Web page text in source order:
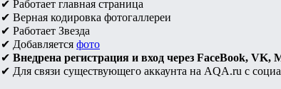
✔ Работает главная страница
✔ Верная кодировка фотогаллереи
✔ Работает Звезда
✔ Добавляется фото
✔ Внедрена регистрация и вход через FaceBook, VK,
✔ Для связи существующего аккаунта на AQA.ru c